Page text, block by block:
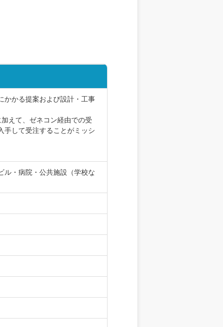
かかる提案および設計・工事
えて、ゼネコン経由での受
手して受注することがミッシ
ル・病院・公共施設（学校な